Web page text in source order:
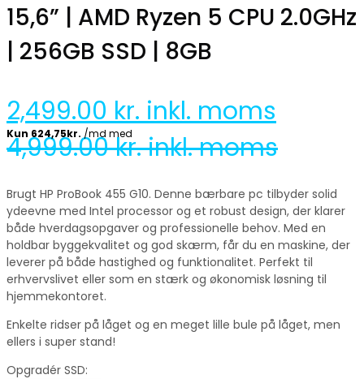
15,6” | AMD Ryzen 5 CPU 2.0GHz
| 256GB SSD | 8GB
2,499.00 kr. inkl. moms
4,999.00kr. inkl. moms
Brugt HP ProBook 455 G10. Denne bærbare pc tilbyder solid
ydeevne med Intel processor og et robust design, der klarer
både hverdagsopgaver og professionelle behov. Med en
holdbar byggekvalitet og god skærm, får du en maskine, der
leverer på både hastighed og funktionalitet. Perfekt til
erhvervslivet eller som en stærk og økonomisk løsning til
hjemmekontoret.
Enkelte ridser på låget og en meget lille bule på låget, men
ellers i super stand!
Opgradér SSD: